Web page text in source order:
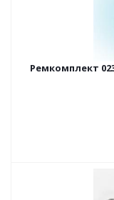
Ремкомплект